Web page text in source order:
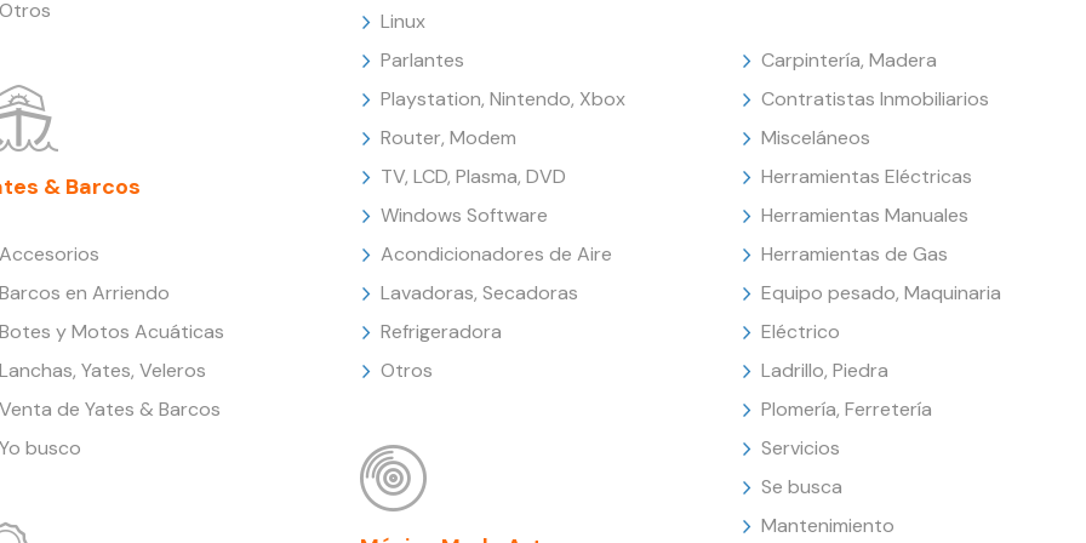
& Barcos
en Arriendo
y Motos Acuáticas
Yates, Veleros
de Yates & Barcos
busco
Linux
Parlantes
Playstation, Nintendo, Xbox
Router, Modem
TV, LCD, Plasma, DVD
Windows Software
Acondicionadores de Aire
Lavadoras, Secadoras
Refrigeradora
Otros
Carpintería, Madera
Contratistas Inmobiliarios
Misceláneos
Herramientas Eléctricas
Herramientas Manuales
Herramientas de Gas
Equipo pesado, Maquinaria
Eléctrico
Ladrillo, Piedra
Plomería, Ferretería
Servicios
Se busca
Mantenimiento